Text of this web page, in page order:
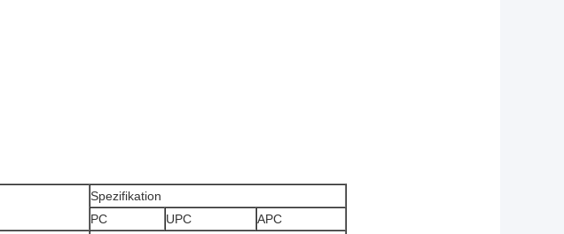
Spezifikation
PC
UPC
APC